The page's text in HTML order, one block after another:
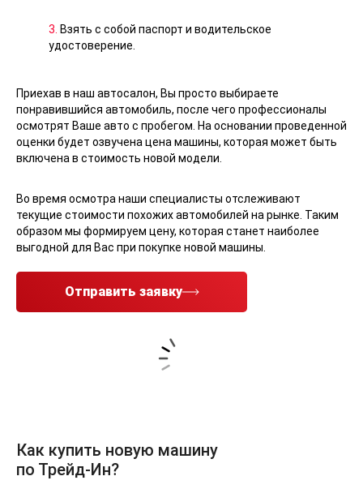
3. Взять с собой паспорт и водительское
удостоверение.
Приехав в наш автосалон, Вы просто выбираете
понравившийся автомобиль, после чего профессионалы
осмотрят Ваше авто с пробегом. На основании проведенной
оценки будет озвучена цена машины, которая может быть
включена в стоимость новой модели.
Во время осмотра наши специалисты отслеживают
текущие стоимости похожих автомобилей на рынке. Таким
образом мы формируем цену, которая станет наиболее
выгодной для Вас при покупке новой машины.
Отправить заявку
Как купить новую машину
по Трейд-Ин?